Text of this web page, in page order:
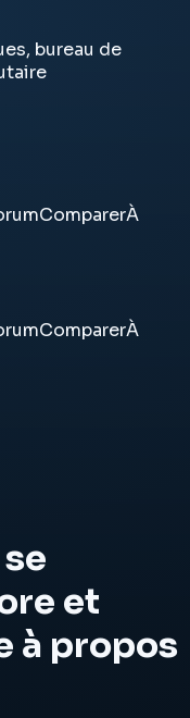
bureau de
ComparerÀ
ComparerÀ
et
à propos